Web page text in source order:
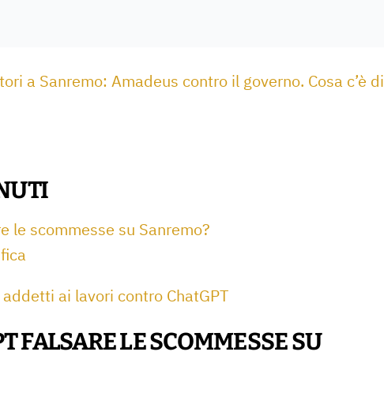
a Sanremo: Amadeus contro il governo. Cosa c’è di
le scommesse su Sanremo?
ai lavori contro ChatGPT
FALSARE LE SCOMMESSE SU